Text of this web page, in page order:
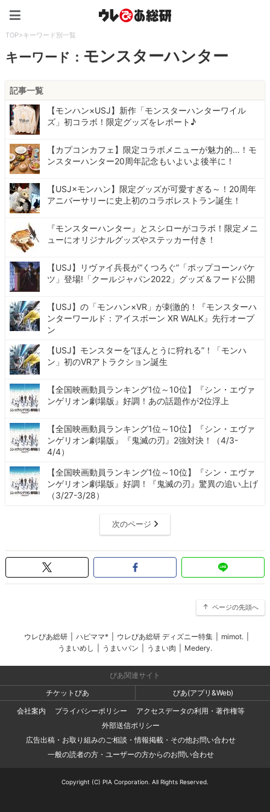
TOP>キーワード別一覧
キーワード： モンスターハンター
記事一覧
【モンハン×USJ】新作「モンスターハンターワイル
ズ」初コラボ！限定グッズをレポート♪
【カプコンカフェ】限定コラボメニューが魅力的…！モ
ンスターハンター20周年記念もいよいよ後半に！
【USJ×モンハン】限定グッズが可愛すぎる～！20周年
アニバーサリーに史上初のコラボレストラン誕生！
『モンスターハンター』とスシローがコラボ！限定メニ
ューにオリジナルグッズやステッカー付き！
【USJ】リヴァイ兵長が“くつろぐ”「ポップコーンバケ
ツ」登場!「クールジャパン2022」グッズ＆フード公開
【USJ】の「モンハン×VR」が刺激的！『モンスターハ
ンターワールド：アイスボーン XR WALK』先行オープ
ン
【USJ】モンスターを“ほんとうに狩れる”！「モンハ
ン」初のVRアトラクション誕生
【全国映画動員ランキング1位～10位】『シン・エヴァ
ンゲリオン劇場版』好調！あの話題作が2位浮上
【全国映画動員ランキング1位～10位】『シン・エヴァ
ンゲリオン劇場版』『鬼滅の刃』2強対決！（4/3-
4/4）
【全国映画動員ランキング1位～10位】『シン・エヴァ
ンゲリオン劇場版』好調！『鬼滅の刃』驚異の追い上げ
（3/27-3/28）
次のページ
ページの先頭へ
ウレぴあ総研 ハピママ* ウレぴあ総研 ディズニー特集 mimot.
うまいめし
うまいパン うまい肉 Medery.
ぴあ関連サイト
チケットぴあ
ぴあ(アプリ&Web)
会社案内
プライバシーポリシー
アクセスデータの利用・著作権等
外部送信ポリシー
広告出稿・お取り組みのご相談・情報掲載・その他お問い合わせ
一般の読者の方・ユーザーの方からのお問い合わせ
Copyright (C) PIA Corporation. All Rights Reserved.